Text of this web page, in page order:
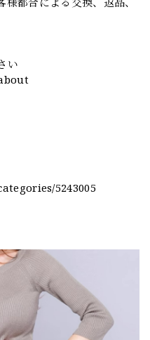
い
5243005